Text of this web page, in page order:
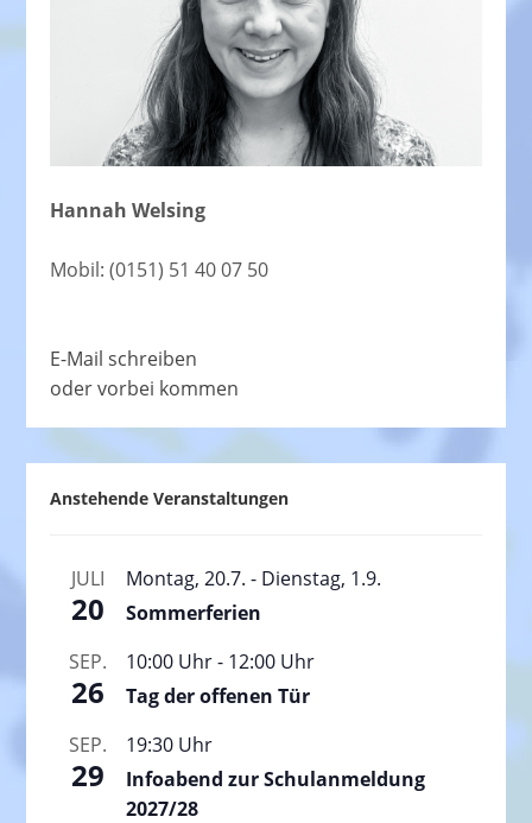
Hannah Welsing
Mobil: (0151) 51 40 07 50
E-Mail schreiben
oder vorbei kommen
Anstehende Veranstaltungen
JULI
20
Montag, 20.7. - Dienstag, 1.9.
Sommerferien
SEP.
26
10:00 Uhr- 12:00 Uhr
Tag der offenen Tür
SEP.
29
19:30 Uhr
Infoabend zur Schulanmeldung
2027/28